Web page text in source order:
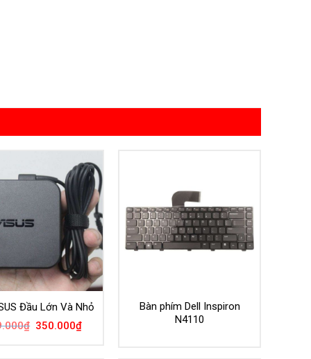
Đầu Lớn Và Nhỏ
₫ Giá
350.000₫Giá
hiện
Bàn phím Dell Inspiron
N4110